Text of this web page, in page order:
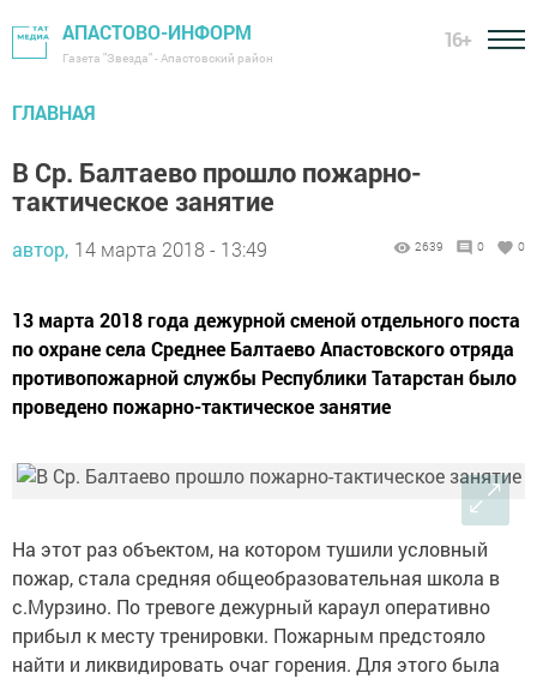
АПАСТОВО-ИНФОРМ
Газета "Звезда" - Апастовский район
16+
ГЛАВНАЯ
В Ср. Балтаево прошло пожарно-
тактическое занятие
автор, 14 марта 2018 - 13:49 2639 0 0
13 марта 2018 года дежурной сменой отдельного поста
по охране села Среднее Балтаево Апастовского отряда
противопожарной службы Республики Татарстан было
проведено пожарно-тактическое занятие
На этот раз объектом, на котором тушили условный
пожар, стала средняя общеобразовательная школа в
с.Мурзино. По тревоге дежурный караул оперативно
прибыл к месту тренировки. Пожарным предстояло
найти и ликвидировать очаг горения. Для этого была